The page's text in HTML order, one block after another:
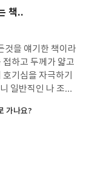
도 이 같은 반복된
심이라는 것을 이 책
공부하고 새롭게 자
책을 더욱더 빛나게
오지 않는 계기를
본이고 갑자기 대
걸까 이렇게 얘기
로 대화가 가능할
질수 없는 대화가
더욱더 깊
학과인 이과학생은
섯
화를 알고 있는 사람
책..
것을 얘기한 책이라
기심을 자극하기
게 발전했으며 비
가 한번은 궁금해
가나요?